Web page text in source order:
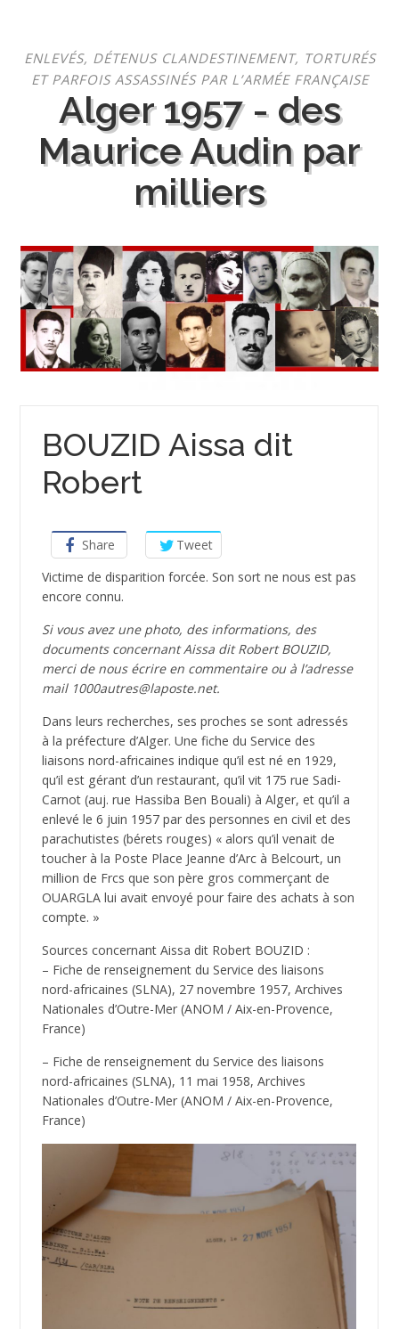
contenu
ENLEVÉS, DÉTENUS CLANDESTINEMENT, TORTURÉS
ET PARFOIS ASSASSINÉS PAR L’ARMÉE FRANÇAISE
Alger 1957 - des
Maurice Audin par
milliers
BOUZID Aissa dit
Robert
Share
Tweet
Victime de disparition forcée. Son sort ne nous est pas
encore connu.
Si vous avez une photo, des informations, des
documents concernant Aissa dit Robert BOUZID,
merci de nous écrire en commentaire ou à l’adresse
mail 1000autres@laposte.net.
Dans leurs recherches, ses proches se sont adressés
à la préfecture d’Alger. Une fiche du Service des
liaisons nord-africaines indique qu’il est né en 1929,
qu’il est gérant d’un restaurant, qu’il vit 175 rue Sadi-
Carnot (auj. rue Hassiba Ben Bouali) à Alger, et qu’il a
enlevé le 6 juin 1957 par des personnes en civil et des
parachutistes (bérets rouges) « alors qu’il venait de
toucher à la Poste Place Jeanne d’Arc à Belcourt, un
million de Frcs que son père gros commerçant de
OUARGLA lui avait envoyé pour faire des achats à son
compte. »
Sources concernant Aissa dit Robert BOUZID :
– Fiche de renseignement du Service des liaisons
nord-africaines (SLNA), 27 novembre 1957, Archives
Nationales d’Outre-Mer (ANOM / Aix-en-Provence,
France)
– Fiche de renseignement du Service des liaisons
nord-africaines (SLNA), 11 mai 1958, Archives
Nationales d’Outre-Mer (ANOM / Aix-en-Provence,
France)